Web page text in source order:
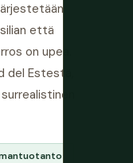
että
on upea.
del Estestä,